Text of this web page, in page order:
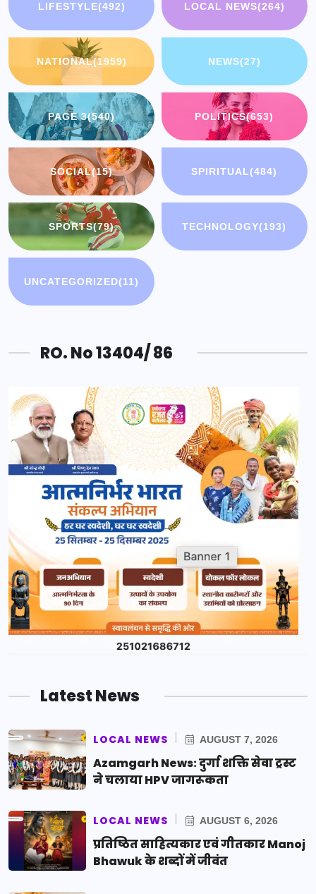
LIFESTYLE(492) LOCAL NEWS(264)
NATIONAL(1959) NEWS(27)
PAGE 3(540) POLITICS(653)
SOCIAL(15) SPIRITUAL(484)
SPORTS(79) TECHNOLOGY(193)
UNCATEGORIZED(11)
RO. No 13404/ 86
Latest News
LOCAL NEWS AUGUST 7, 2026
Azamgarh News: दुर्गा शक्ति सेवा ट्रस्ट
ने चलाया HPV जागरूकता
LOCAL NEWS AUGUST 6, 2026
प्रतिष्ठित साहित्यकार एवं गीतकार Manoj
Bhawuk के शब्दों में जीवंत